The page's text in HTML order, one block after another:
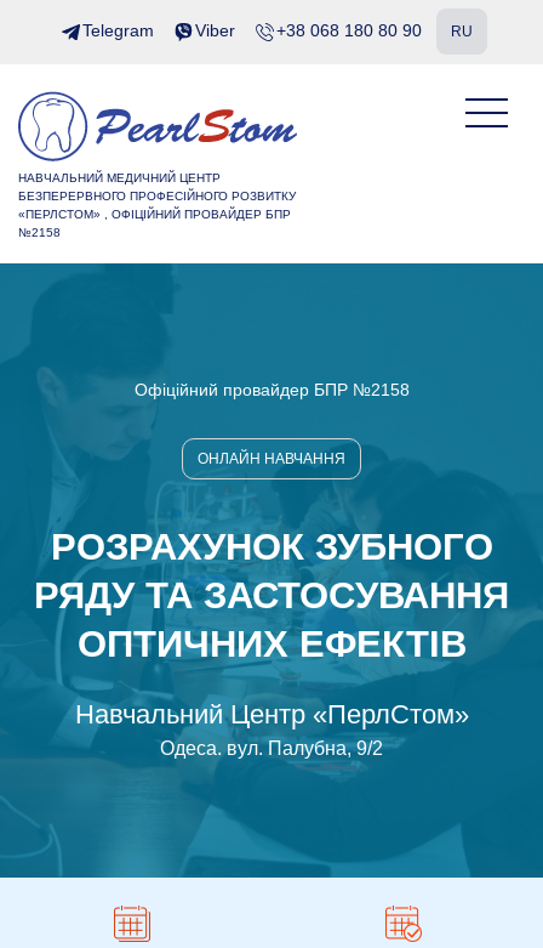
Telegram Viber +38 068 180 80 90 RU
НАВЧАЛЬНИЙ МЕДИЧНИЙ ЦЕНТР
БЕЗПЕРЕРВНОГО ПРОФЕСІЙНОГО РОЗВИТКУ
«ПЕРЛСТОМ» , ОФІЦІЙНИЙ ПРОВАЙДЕР БПР
№2158
Офіційний провайдер БПР №2158
ОНЛАЙН НАВЧАННЯ
РОЗРАХУНОК ЗУБНОГО
РЯДУ ТА ЗАСТОСУВАННЯ
ОПТИЧНИХ ЕФЕКТІВ
Навчальний Центр «ПерлСтом»
Одеса.вул. Палубна, 9/2